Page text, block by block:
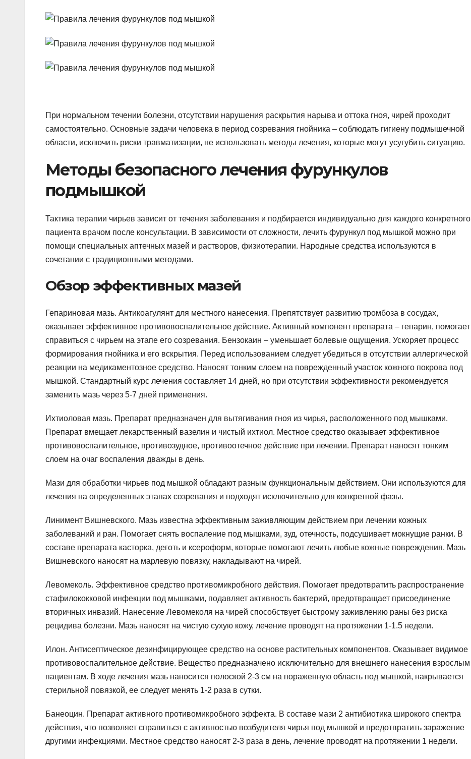
При нормальном течении болезни, отсутствии нарушения раскрытия нарыва и оттока гноя, чирей проходит
самостоятельно. Основные задачи человека в период созревания гнойника – соблюдать гигиену подмышечной
области, исключить риски травматизации, не использовать методы лечения, которые могут усугубить ситуацию.
Методы безопасного лечения фурункулов
подмышкой
Тактика терапии чирьев зависит от течения заболевания и подбирается индивидуально для каждого конкретного
пациента врачом после консультации. В зависимости от сложности, лечить фурункул под мышкой можно при
помощи специальных аптечных мазей и растворов, физиотерапии. Народные средства используются в
сочетании с традиционными методами.
Обзор эффективных мазей
Гепариновая мазь. Антикоагулянт для местного нанесения. Препятствует развитию тромбоза в сосудах,
оказывает эффективное противовоспалительное действие. Активный компонент препарата – гепарин, помогает
справиться с чирьем на этапе его созревания. Бензокаин – уменьшает болевые ощущения. Ускоряет процесс
формирования гнойника и его вскрытия. Перед использованием следует убедиться в отсутствии аллергической
реакции на медикаментозное средство. Наносят тонким слоем на поврежденный участок кожного покрова под
мышкой. Стандартный курс лечения составляет 14 дней, но при отсутствии эффективности рекомендуется
заменить мазь через 5-7 дней применения.
Ихтиоловая мазь. Препарат предназначен для вытягивания гноя из чирья, расположенного под мышками.
Препарат вмещает лекарственный вазелин и чистый ихтиол. Местное средство оказывает эффективное
противовоспалительное, противозудное, противоотечное действие при лечении. Препарат наносят тонким
слоем на очаг воспаления дважды в день.
Мази для обработки чирьев под мышкой обладают разным функциональным действием. Они используются для
лечения на определенных этапах созревания и подходят исключительно для конкретной фазы.
Линимент Вишневского. Мазь известна эффективным заживляющим действием при лечении кожных
заболеваний и ран. Помогает снять воспаление под мышками, зуд, отечность, подсушивает мокнущие ранки. В
составе препарата касторка, деготь и ксероформ, которые помогают лечить любые кожные повреждения. Мазь
Вишневского наносят на марлевую повязку, накладывают на чирей.
Левомеколь. Эффективное средство противомикробного действия. Помогает предотвратить распространение
стафилококковой инфекции под мышками, подавляет активность бактерий, предотвращает присоединение
вторичных инвазий. Нанесение Левомеколя на чирей способствует быстрому заживлению раны без риска
рецидива болезни. Мазь наносят на чистую сухую кожу, лечение проводят на протяжении 1-1.5 недели.
Илон. Антисептическое дезинфицирующее средство на основе растительных компонентов. Оказывает видимое
противовоспалительное действие. Вещество предназначено исключительно для внешнего нанесения взрослым
пациентам. В ходе лечения мазь наносится полоской 2-3 см на пораженную область под мышкой, накрывается
стерильной повязкой, ее следует менять 1-2 раза в сутки.
Банеоцин. Препарат активного противомикробного эффекта. В составе мази 2 антибиотика широкого спектра
действия, что позволяет справиться с активностью возбудителя чирья под мышкой и предотвратить заражение
другими инфекциями. Местное средство наносят 2-3 раза в день, лечение проводят на протяжении 1 недели.